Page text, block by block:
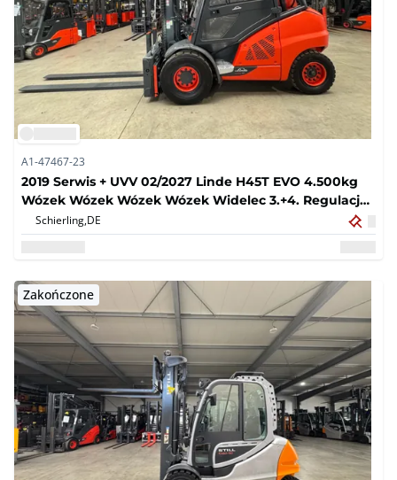
A1-47467-23
2019 Serwis + UVV 02/2027 Linde H45T EVO 4.500kg
Wózek Wózek Wózek Wózek Widelec 3.+4. Regulacja
widelca Klimatyzacja Kamera Klimatyzacja Opona
Pneumatyczna 7.847 Godzin H50
Schierling,DE
Zakończone